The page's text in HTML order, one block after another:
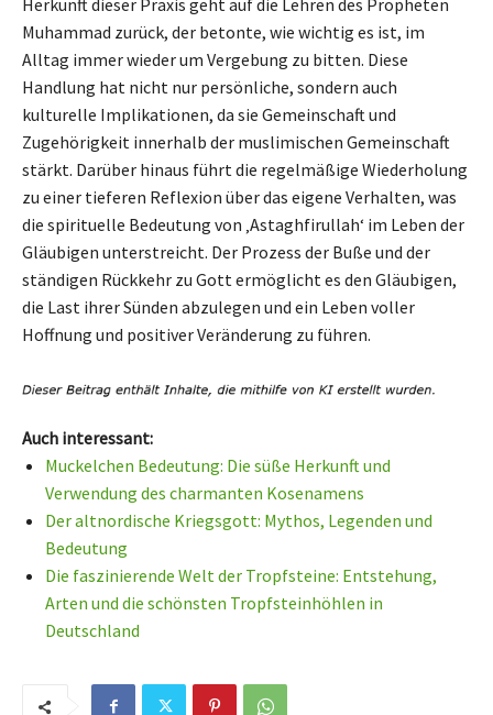
Muhammad zurück, der betonte, wie wichtig es ist, im
Alltag immer wieder um Vergebung zu bitten. Diese
Handlung hat nicht nur persönliche, sondern auch
kulturelle Implikationen, da sie Gemeinschaft und
Zugehörigkeit innerhalb der muslimischen Gemeinschaft
stärkt. Darüber hinaus führt die regelmäßige Wiederholung
zu einer tieferen Reflexion über das eigene Verhalten, was
die spirituelle Bedeutung von ‚Astaghfirullah‘ im Leben der
Gläubigen unterstreicht. Der Prozess der Buße und der
ständigen Rückkehr zu Gott ermöglicht es den Gläubigen,
die Last ihrer Sünden abzulegen und ein Leben voller
Hoffnung und positiver Veränderung zu führen.
Auch interessant:
Muckelchen Bedeutung: Die süße Herkunft und
Verwendung des charmanten Kosenamens
Der altnordische Kriegsgott: Mythos, Legenden und
Bedeutung
Die faszinierende Welt der Tropfsteine: Entstehung,
Arten und die schönsten Tropfsteinhöhlen in
Deutschland